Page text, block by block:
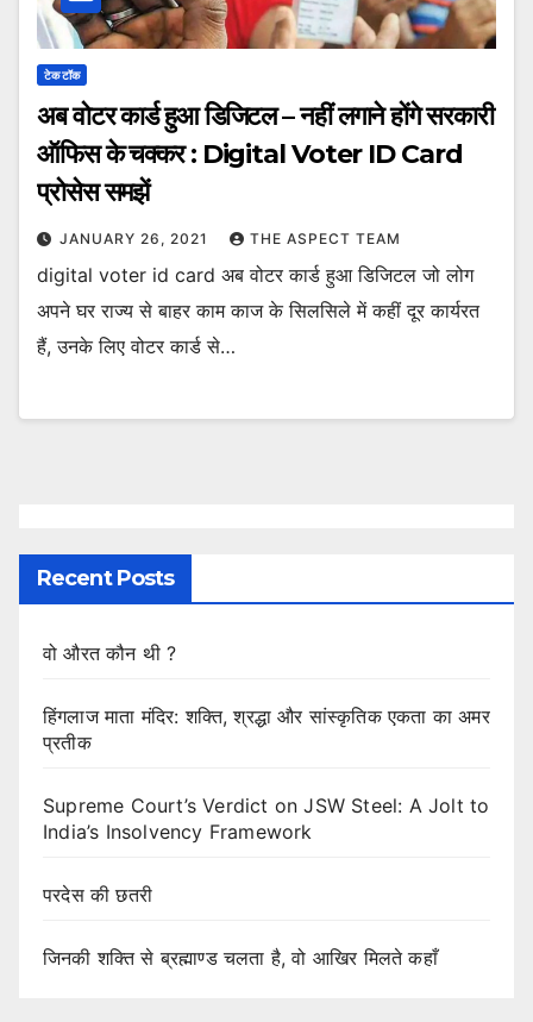
टेक टॉक
अब वोटर कार्ड हुआ डिजिटल – नहीं लगाने होंगे सरकारी
ऑफिस के चक्कर : Digital Voter ID Card
प्रोसेस समझें
JANUARY 26, 2021 THE ASPECT TEAM
digital voter id card अब वोटर कार्ड हुआ डिजिटल जो लोग
अपने घर राज्य से बाहर काम काज के सिलसिले में कहीं दूर कार्यरत
हैं, उनके लिए वोटर कार्ड से…
Recent Posts
वो औरत कौन थी ?
हिंगलाज माता मंदिर: शक्ति, श्रद्धा और सांस्कृतिक एकता का अमर
प्रतीक
Supreme Court’s Verdict on JSW Steel: A Jolt to
India’s Insolvency Framework
परदेस की छतरी
जिनकी शक्ति से ब्रह्माण्ड चलता है, वो आखिर मिलते कहाँ